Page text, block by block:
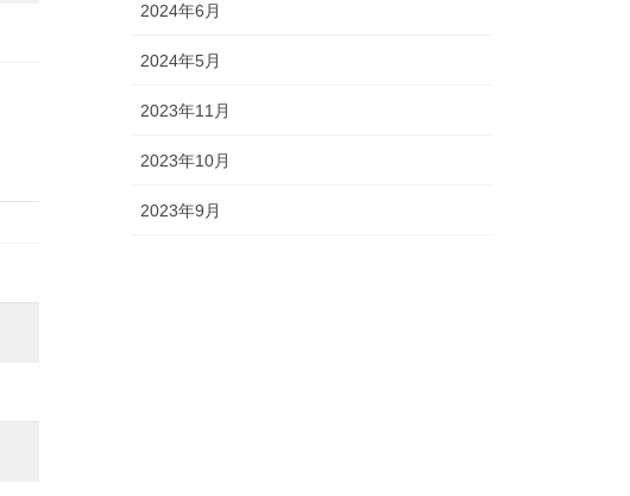
2024年6月
2024年5月
2023年11月
2023年10月
2023年9月